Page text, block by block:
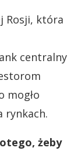
Rosji, która
centralny
mogło
rynkach.
żeby